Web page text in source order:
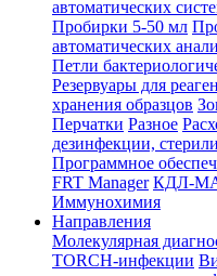
автоматических
Пробирки 5-50 мл
автоматических
Петли
Резервуары для
хранения образцов
Перчатки Разное
дезинфекции,
Программное
FRT Manager КДЛ-
Иммунохимия
Направления
Молекулярная
TORCH-инфекции